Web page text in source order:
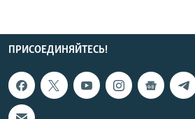
ПРИСОЕДИНЯЙТЕСЬ!